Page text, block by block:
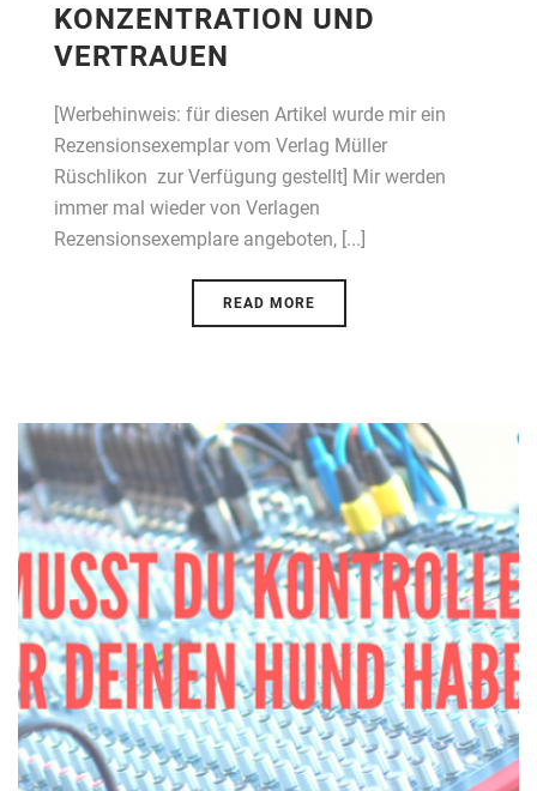
KONZENTRATION UND
VERTRAUEN
[Werbehinweis: für diesen Artikel wurde mir ein
Rezensionsexemplar vom Verlag Müller
Rüschlikon zur Verfügung gestellt] Mir werden
immer mal wieder von Verlagen
Rezensionsexemplare angeboten, [...]
READ MORE